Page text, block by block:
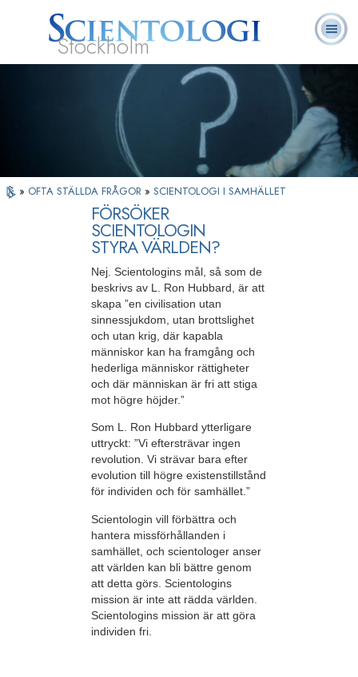
Stockholm
Vad är
Scientologi?
Frivilligpastorer
Ofta ställda
frågor
» OFTA STÄLLDA FRÅGOR » SCIENTOLOGI I SAMHÄLLET
FÖRSÖKER
SCIENTOLOGIN
STYRA VÄRLDEN?
Nej. Scientologins mål, så som de
beskrivs av L. Ron Hubbard, är att
skapa ”en civilisation utan
sinnessjukdom, utan brottslighet
och utan krig, där kapabla
människor kan ha framgång och
hederliga människor rättigheter
och där människan är fri att stiga
mot högre höjder.”
Som L. Ron Hubbard ytterligare
uttryckt: ”Vi eftersträvar ingen
revolution. Vi strävar bara efter
evolution till högre existenstillstånd
för individen och för samhället.”
Scientologin vill förbättra och
hantera missförhållanden i
samhället, och scientologer anser
att världen kan bli bättre genom
att detta görs. Scientologins
mission är inte att rädda världen.
Scientologins mission är att göra
individen fri.